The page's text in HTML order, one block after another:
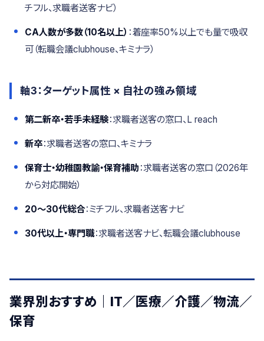
チフル、求職者送客ナビ）
CA人数が多数（10名以上） ：着座率50%以上でも量で吸収
可（転職会議clubhouse、キミナラ）
軸3：ターゲット属性 × 自社の強み領域
第二新卒・若手未経験：求職者送客の窓口、L reach
新卒：求職者送客の窓口、キミナラ
保育士・幼稚園教諭・保育補助 ：求職者送客の窓口（2026年
から対応開始）
20〜30代総合：ミチフル、求職者送客ナビ
30代以上・専門職：求職者送客ナビ、転職会議clubhouse
業界別おすすめ｜IT／医療／介護／物流／
保育